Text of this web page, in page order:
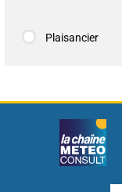
Plaisancier